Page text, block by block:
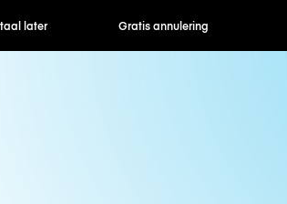
Gratis annulering Uur- / dagtarieven